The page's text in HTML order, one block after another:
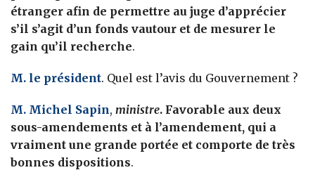
étranger afin de permettre au juge d’apprécier
s’il s’agit d’un fonds vautour et de mesurer le
gain qu’il recherche.
M. le président. Quel est l’avis du Gouvernement ?
M. Michel Sapin, ministre. Favorable aux deux
sous-amendements et à l’amendement, qui a
vraiment une grande portée et comporte de très
bonnes dispositions.